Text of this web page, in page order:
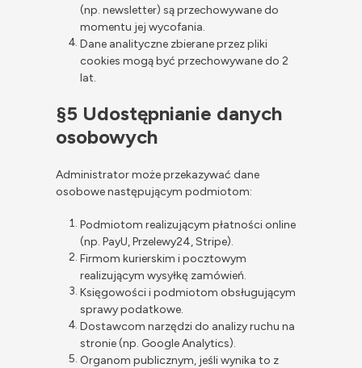
(np. newsletter) są przechowywane do
momentu jej wycofania.
Dane analityczne zbierane przez pliki
cookies mogą być przechowywane do 2
lat.
§5 Udostępnianie danych
osobowych
Administrator może przekazywać dane
osobowe następującym podmiotom:
Podmiotom realizującym płatności online
(np. PayU, Przelewy24, Stripe).
Firmom kurierskim i pocztowym
realizującym wysyłkę zamówień.
Księgowości i podmiotom obsługującym
sprawy podatkowe.
Dostawcom narzędzi do analizy ruchu na
stronie (np. Google Analytics).
Organom publicznym, jeśli wynika to z